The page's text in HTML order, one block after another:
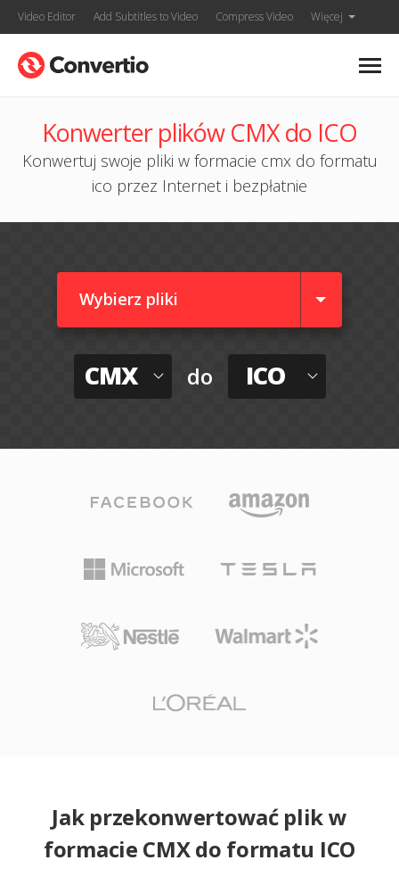
Video Editor Add Subtitles to Video Compress Video Więcej
Konwerter plików CMX do ICO
Konwertuj swoje pliki w formacie cmx do formatu
ico przez Internet i bezpłatnie
Wybierz pliki
CMX do ICO
Jak przekonwertować plik w
formacie CMX do formatu ICO